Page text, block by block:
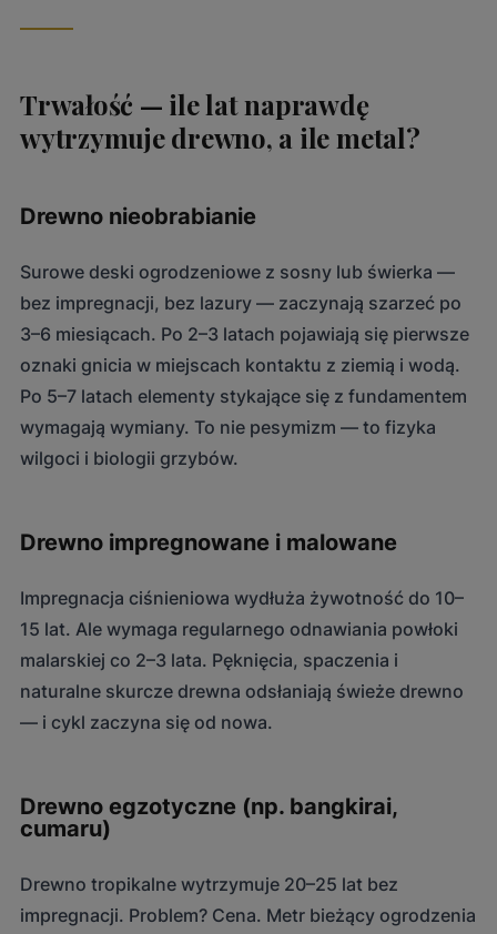
Trwałość — ile lat naprawdę
wytrzymuje drewno, a ile metal?
Drewno nieobrabianie
Surowe deski ogrodzeniowe z sosny lub świerka —
bez impregnacji, bez lazury — zaczynają szarzeć po
3–6 miesiącach. Po 2–3 latach pojawiają się pierwsze
oznaki gnicia w miejscach kontaktu z ziemią i wodą.
Po 5–7 latach elementy stykające się z fundamentem
wymagają wymiany. To nie pesymizm — to fizyka
wilgoci i biologii grzybów.
Drewno impregnowane i malowane
Impregnacja ciśnieniowa wydłuża żywotność do 10–
15 lat. Ale wymaga regularnego odnawiania powłoki
malarskiej co 2–3 lata. Pęknięcia, spaczenia i
naturalne skurcze drewna odsłaniają świeże drewno
— i cykl zaczyna się od nowa.
Drewno egzotyczne (np. bangkirai,
cumaru)
Drewno tropikalne wytrzymuje 20–25 lat bez
impregnacji. Problem? Cena. Metr bieżący ogrodzenia